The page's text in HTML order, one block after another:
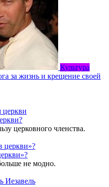
Культура
за жизнь и крещение своей
церковного членства.
не модно.